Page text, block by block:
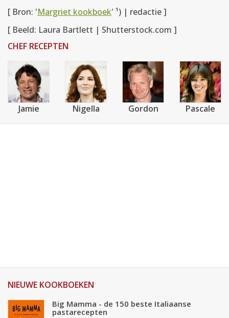
[ Bron: 'Margriet kookboek' ¹) | redactie ]
[ Beeld: Laura Bartlett | Shutterstock.com ]
CHEF RECEPTEN
Jamie Nigella Gordon Pascale
NIEUWE KOOKBOEKEN
Big Mamma - de 150 beste Italiaanse
pastarecepten